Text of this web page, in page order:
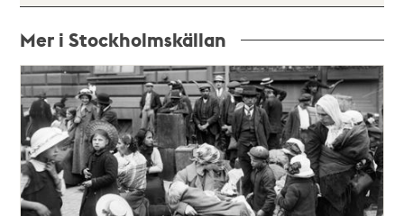
Mer i Stockholmskällan
Relaterade
poster
och
teman